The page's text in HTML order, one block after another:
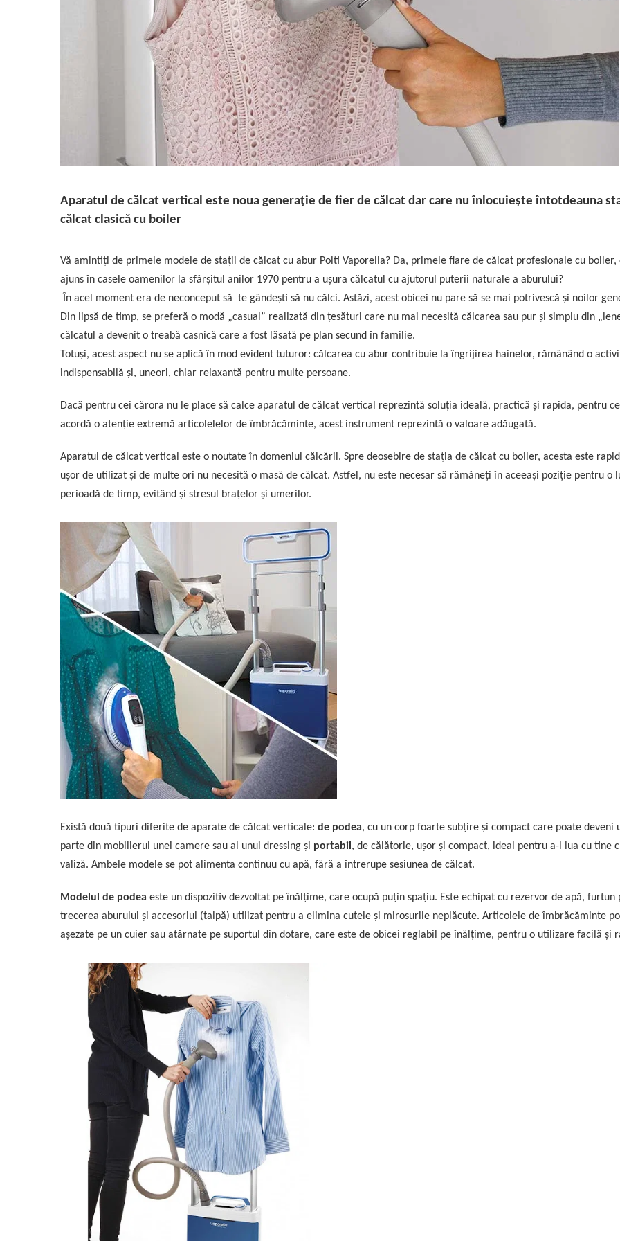
Accesorii curatatoare cu abur
Accesorii dispozitive profesionale
Aparatul de călcat vertical este noua generație de fier de călcat dar care nu înlocuiește întotdeauna
călcat clasică cu boiler
Vă amintiți de primele modele de stații de călcat cu abur Polti Vaporella? Da, primele fiare de călcat profesionale cu boiler,
ajuns în casele oamenilor la sfârșitul anilor 1970 pentru a ușura călcatul cu ajutorul puterii naturale a aburului?
În acel moment era de neconceput să te gândești să nu călci. Astăzi, acest obicei nu pare să se mai potrivescă și noilor
Din lipsă de timp, se preferă o modă „casual” realizată din țesături care nu mai necesită călcarea sau pur și simplu din
călcatul a devenit o treabă casnică care a fost lăsată pe plan secund în familie.
Totuși, acest aspect nu se aplică în mod evident tuturor: călcarea cu abur contribuie la îngrijirea hainelor, rămânând o
indispensabilă și, uneori, chiar relaxantă pentru multe persoane.
Dacă pentru cei cărora nu le place să calce aparatul de călcat vertical reprezintă soluția ideală, practică și rapida, pentru
acordă o atenție extremă articolelelor de îmbrăcăminte, acest instrument reprezintă o valoare adăugată.
Aparatul de călcat vertical este o noutate în domeniul călcării. Spre deosebire de stația de călcat cu boiler, acesta este
ușor de utilizat și de multe ori nu necesită o masă de călcat. Astfel, nu este necesar să rămâneți în aceeași poziție pentru o
perioadă de timp, evitând și stresul brațelor și umerilor.
Există două tipuri diferite de aparate de călcat verticale: de podea, cu un corp foarte subțire și compact care poate deveni
parte din mobilierul unei camere sau al unui dressing și portabil , de călătorie, ușor și compact, ideal pentru a-l lua cu tine
valiză. Ambele modele se pot alimenta continuu cu apă, fără a întrerupe sesiunea de călcat.
Modelul de podea este un dispozitiv dezvoltat pe înălțime, care ocupă puțin spațiu. Este echipat cu rezervor de apă, furtun
trecerea aburului și accesoriul (talpă) utilizat pentru a elimina cutele și mirosurile neplăcute. Articolele de îmbrăcăminte
așezate pe un cuier sau atârnate pe suportul din dotare, care este de obicei reglabil pe înălțime, pentru o utilizare facilă și